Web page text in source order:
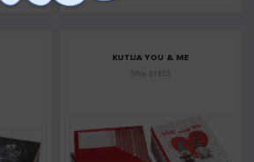
KUTIJA YOU & ME
Šifra: 61503